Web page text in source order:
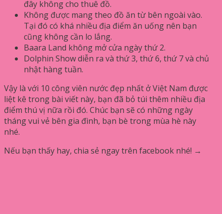
đây không cho thuê đồ.
Không được mang theo đồ ăn từ bên ngoài vào.
Tại đó có khá nhiều địa điểm ăn uống nên bạn
cũng không cần lo lắng.
Baara Land không mở cửa ngày thứ 2.
Dolphin Show diễn ra và thứ 3, thứ 6, thứ 7 và chủ
nhật hàng tuần.
Vậy là với 10 công viên nước đẹp nhất ở Việt Nam được
liệt kê trong bài viết này, bạn đã bỏ túi thêm nhiều địa
điểm thú vị nữa rồi đó. Chúc bạn sẽ có những ngày
tháng vui vẻ bên gia đình, bạn bè trong mùa hè này
nhé.
Nếu bạn thấy hay, chia sẻ ngay trên facebook nhé! →